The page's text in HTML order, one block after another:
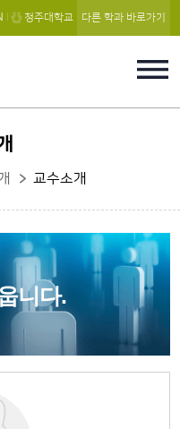
기 청주대학교 다른 학과 바로가기
교수소개
니다.